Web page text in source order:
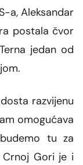
a, Aleksandar
postala čvor
jedan od
razvijenu
omogućava
tu za
Crnoj Gori je i